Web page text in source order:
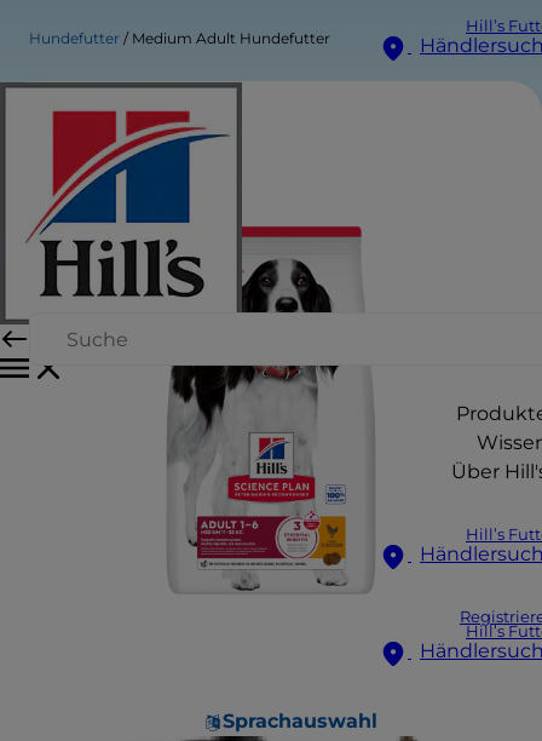
Hill’s
Über
Hill’s
Hill’s
Sprachauswahl
Hundefutter Medium Adult Hundefutter